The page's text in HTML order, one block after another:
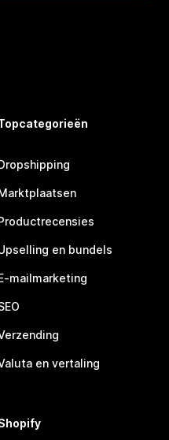
Dropshipping
Marktplaatsen
Productrecensies
en bundels
E-mailmarketing
en vertaling